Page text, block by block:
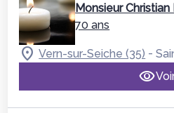
Monsieur
70 ans
Vern-sur-Seiche (35) -